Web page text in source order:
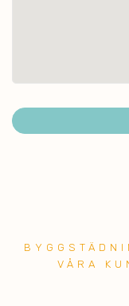
VÅRA